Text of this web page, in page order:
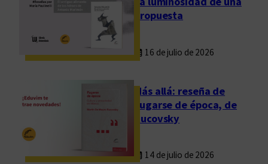
propuesta
16 de julio de 2026
Más allá: reseña de
Fugarse de época, de
Rucovsky
14 de julio de 2026